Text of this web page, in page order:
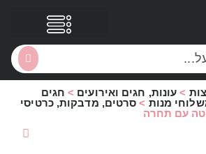
> עונות, חגים ואירועים > חגים
מנות > סרטים, מדבקות, כרטיסי
עם תחרה